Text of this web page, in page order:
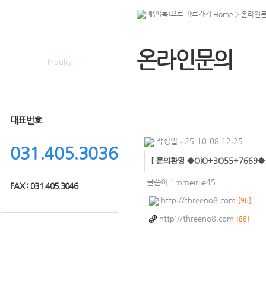
Inquiry
대표번호
031.405.3036
FAX : 031.405.3046
Home > 온라인
온라인문의
작성일 : 25-10-08 12:25
[ 문의환영 ◆OiO+3O55+7669◆
글쓴이 : mmeiriie45
http://threeno8.com [96]
http://threeno8.com [88]